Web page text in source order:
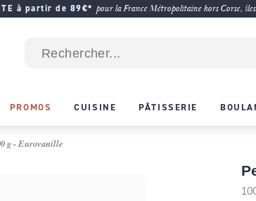
à partir de 89€* pour la France Métropolitaine hors Corse,
PROMOS CUISINE PÂTISSERIE
g - Eurovanille